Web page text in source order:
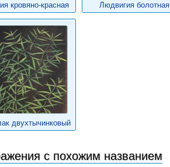
кровяно-красная Людвигия болотная
двухтычинковый
с похожим названием